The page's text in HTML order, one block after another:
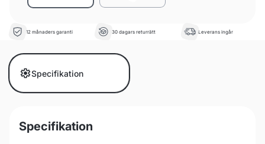
12 månaders garanti 30 dagars returrätt Leverans ingår
Specifikation
Specifikation